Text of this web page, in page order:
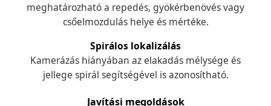
meghatározható a repedés, gyökérbenövés vagy
csőelmozdulás helye és mértéke.
Spirálos lokalizálás
Kamerázás hiányában az elakadás mélysége és
jellege spirál segítségével is azonosítható.
Javítási megoldások